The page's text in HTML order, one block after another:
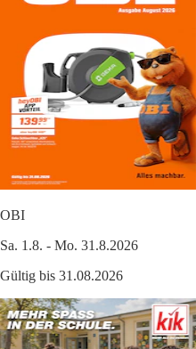
OBI
Sa. 1.8. - Mo. 31.8.2026
Gültig bis 31.08.2026